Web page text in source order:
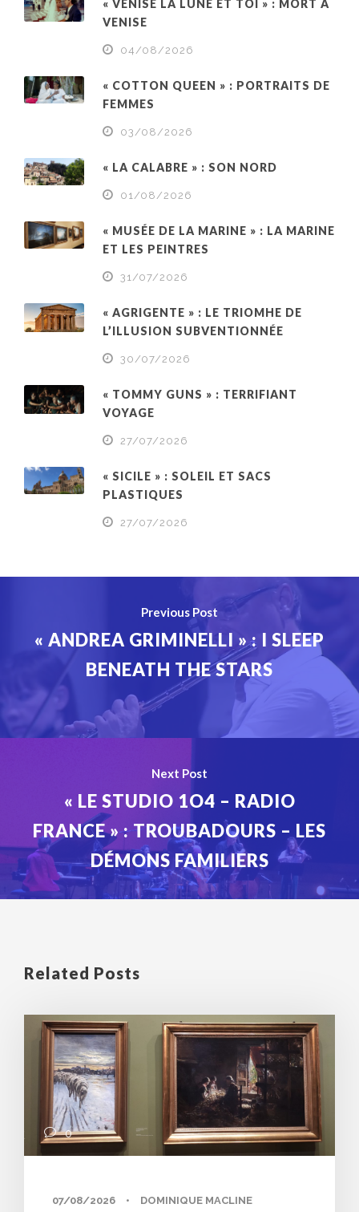
« VENISE LA LUNE ET TOI » : MORT À
VENISE
04/08/2026
« COTTON QUEEN » : PORTRAITS DE
FEMMES
03/08/2026
« LA CALABRE » : SON NORD
01/08/2026
« MUSÉE DE LA MARINE » : LA MARINE
ET LES PEINTRES
31/07/2026
« AGRIGENTE » : LE TRIOMHE DE
L’ILLUSION SUBVENTIONNÉE
30/07/2026
« TOMMY GUNS » : TERRIFIANT
VOYAGE
27/07/2026
« SICILE » : SOLEIL ET SACS
PLASTIQUES
27/07/2026
Previous Post
« ANDREA GRIMINELLI » : I SLEEP
BENEATH THE STARS
Next Post
« LE STUDIO 1O4 – RADIO
FRANCE » : TROUBADOURS – LES
DÉMONS FAMILIERS
Related Posts
0
07/08/2026 • DOMINIQUE MACLINE